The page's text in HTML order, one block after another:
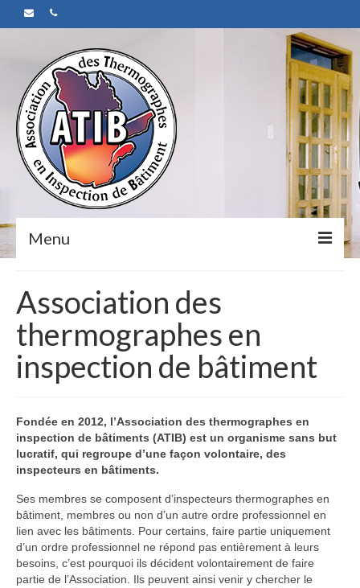
Menu
Normes de pratique
Code de déontologie
Devenir membre
Liste des membres
Nous joindre
Association des
thermographes en
inspection de bâtiment
Fondée en 2012, l’Association des thermographes en
inspection de bâtiments (ATIB) est un organisme sans but
lucratif, qui regroupe d’une façon volontaire, des
inspecteurs en bâtiments.
Ses membres se composent d’inspecteurs thermographes en
bâtiment, membres ou non d’un autre ordre professionnel en
lien avec les bâtiments. Pour certains, faire partie uniquement
d’un ordre professionnel ne répond pas entièrement à leurs
besoins, c’est pourquoi ils décident volontairement de faire
partie de l’Association. Ils peuvent ainsi venir y chercher le